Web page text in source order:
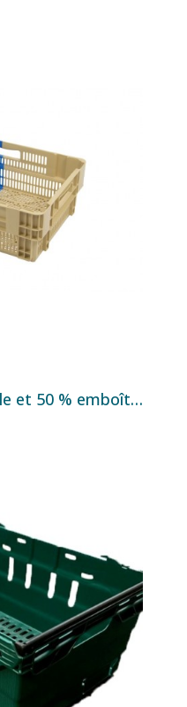
Bac Euronorm gerbable et 50 % emboîtable à parois et fond ajourés - 34 L - 600×400×188 mm